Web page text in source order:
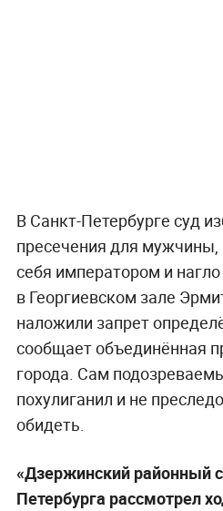
В Санкт-Петербурге суд
пресечения для
себя императором и нагло
в Георгиевском зале
наложили запрет
сообщает объединённая
города. Сам
похулиганил и не
обидеть.
«Дзержинский районный
Петербурга рассмотрел